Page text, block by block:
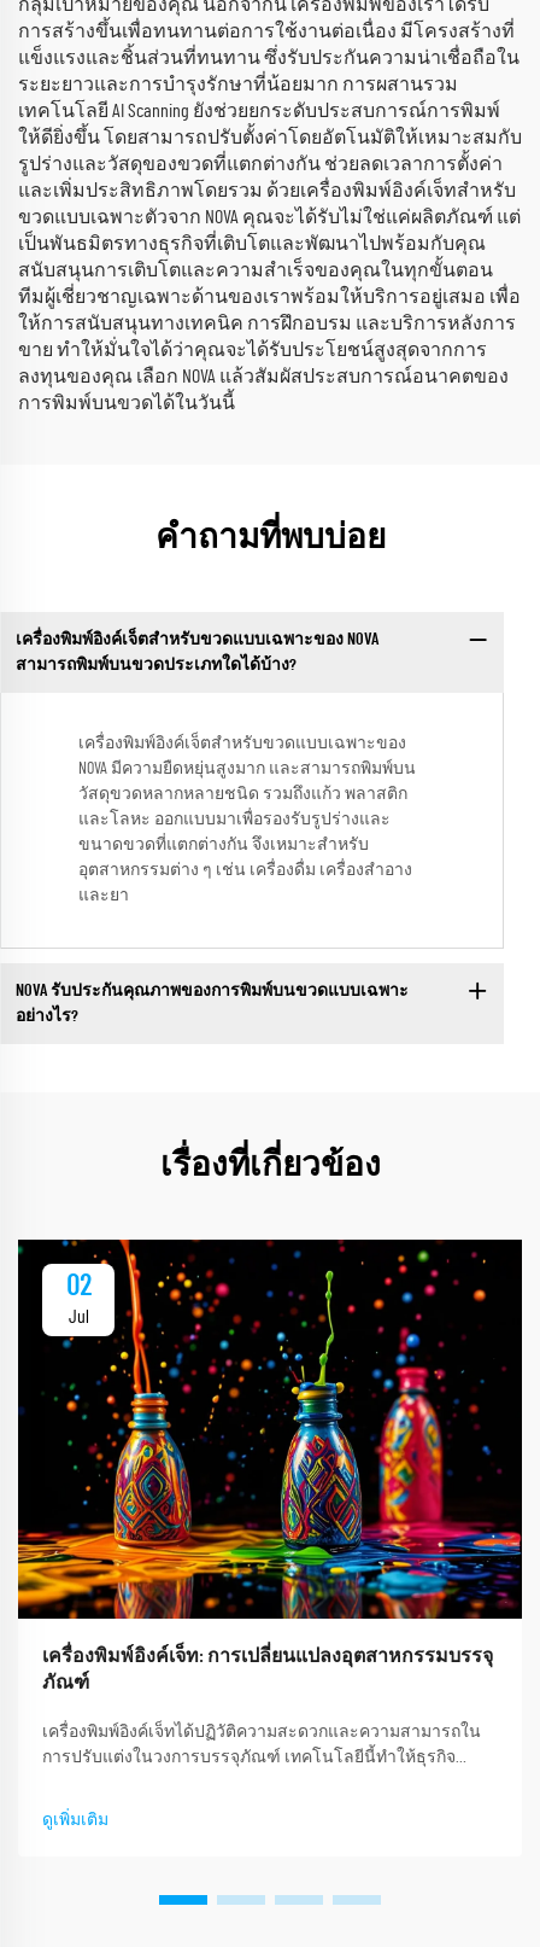
กลุ่มเป้าหมายของคุณ นอกจากนี้ เครื่องพิมพ์ของเราได้รับ
การสร้างขึ้นเพื่อทนทานต่อการใช้งานต่อเนื่อง มีโครงสร้างที่
แข็งแรงและชิ้นส่วนที่ทนทาน ซึ่งรับประกันความน่าเชื่อถือใน
ระยะยาวและการบำรุงรักษาที่น้อยมาก การผสานรวม
เทคโนโลยี AI Scanning ยังช่วยยกระดับประสบการณ์การพิมพ์
ให้ดียิ่งขึ้น โดยสามารถปรับตั้งค่าโดยอัตโนมัติให้เหมาะสมกับ
รูปร่างและวัสดุของขวดที่แตกต่างกัน ช่วยลดเวลาการตั้งค่า
และเพิ่มประสิทธิภาพโดยรวม ด้วยเครื่องพิมพ์อิงค์เจ็ทสำหรับ
ขวดแบบเฉพาะตัวจาก NOVA คุณจะได้รับไม่ใช่แค่ผลิตภัณฑ์ แต่
เป็นพันธมิตรทางธุรกิจที่เติบโตและพัฒนาไปพร้อมกับคุณ
สนับสนุนการเติบโตและความสำเร็จของคุณในทุกขั้นตอน
ทีมผู้เชี่ยวชาญเฉพาะด้านของเราพร้อมให้บริการอยู่เสมอ เพื่อ
ให้การสนับสนุนทางเทคนิค การฝึกอบรม และบริการหลังการ
ขาย ทำให้มั่นใจได้ว่าคุณจะได้รับประโยชน์สูงสุดจากการ
ลงทุนของคุณ เลือก NOVA แล้วสัมผัสประสบการณ์อนาคตของ
การพิมพ์บนขวดได้ในวันนี้
คำถามที่พบบ่อย
เครื่องพิมพ์อิงค์เจ็ตสำหรับขวดแบบเฉพาะของ NOVA
สามารถพิมพ์บนขวดประเภทใดได้บ้าง?
เครื่องพิมพ์อิงค์เจ็ตสำหรับขวดแบบเฉพาะของ
NOVA มีความยืดหยุ่นสูงมาก และสามารถพิมพ์บน
วัสดุขวดหลากหลายชนิด รวมถึงแก้ว พลาสติก
และโลหะ ออกแบบมาเพื่อรองรับรูปร่างและ
ขนาดขวดที่แตกต่างกัน จึงเหมาะสำหรับ
อุตสาหกรรมต่าง ๆ เช่น เครื่องดื่ม เครื่องสำอาง
และยา
NOVA รับประกันคุณภาพของการพิมพ์บนขวดแบบเฉพาะ
อย่างไร?
เรื่องที่เกี่ยวข้อง
02
Jul
เครื่องพิมพ์อิงค์เจ็ท: การเปลี่ยนแปลงอุตสาหกรรมบรรจุ
ภัณฑ์
เครื่องพิมพ์อิงค์เจ็ทได้ปฏิวัติความสะดวกและความสามารถใน
การปรับแต่งในวงการบรรจุภัณฑ์ เทคโนโลยีนี้ทำให้ธุรกิจ
ขึ้น ซึ่งนำไปสู่ความต้องการที่ไม่มีที่สิ้นสุด บทความนี้จะกล่าว
ถึง...
ดูเพิ่มเติม